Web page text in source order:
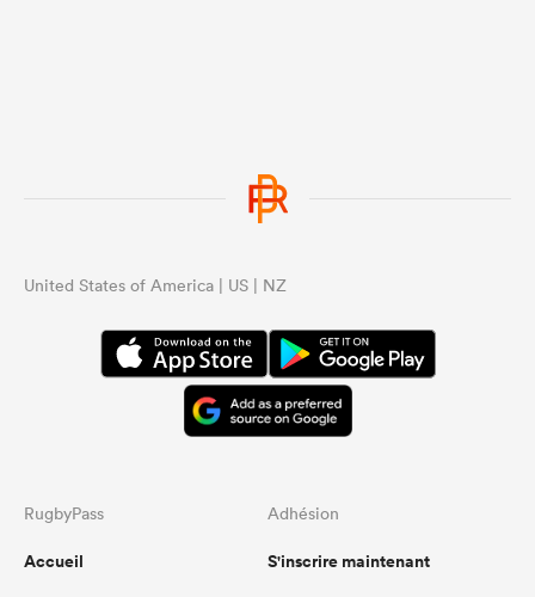
United States of America | US | NZ
RugbyPass
Accueil
Adhésion
S'inscrire maintenant